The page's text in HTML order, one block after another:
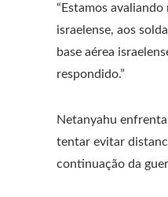
“Estamos
israelense, aos
base aérea
respondido.”
Netanyahu
tentar evitar
continuação da